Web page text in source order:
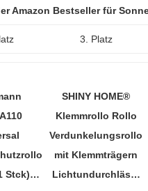
Amazon Bestseller für
3. Platz
Stck)…
SHINY HOME®
Klemmrollo Rollo
Verdunkelungsrollo
mit Klemmträgern
Lichtundurchläs…